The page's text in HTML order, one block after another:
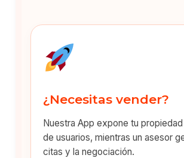
¿Necesitas vender?
Nuestra App expone tu propiedad
de usuarios, mientras un asesor
citas y la negociación.